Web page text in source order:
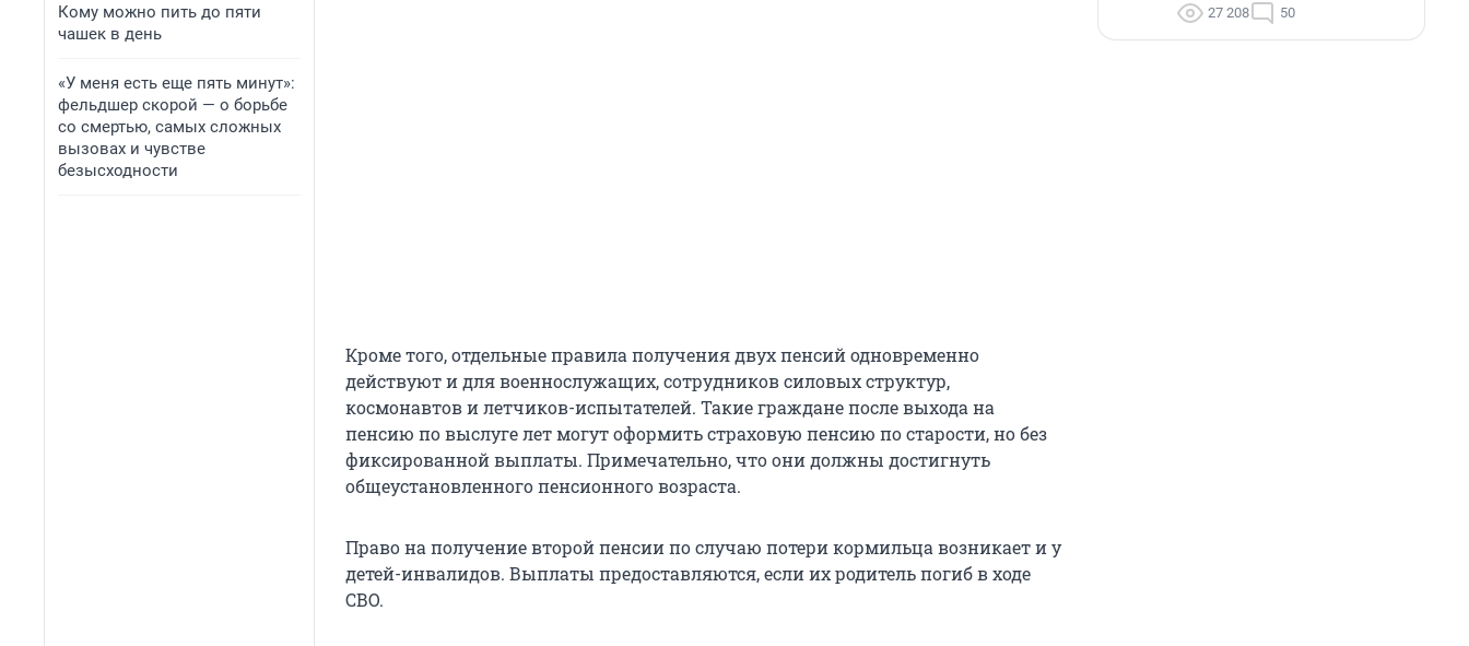
Кому можно пить до пяти
чашек в день
«У меня есть еще пять минут»:
фельдшер скорой — о борьбе
со смертью, самых сложных
вызовах и чувстве
безысходности
Кроме того, отдельные правила получения двух пенсий одновременно
действуют и для военнослужащих, сотрудников силовых структур,
космонавтов и летчиков-испытателей. Такие граждане после выхода на
пенсию по выслуге лет могут оформить страховую пенсию по старости, но без
фиксированной выплаты. Примечательно, что они должны достигнуть
общеустановленного пенсионного возраста.
Право на получение второй пенсии по случаю потери кормильца возникает и у
детей-инвалидов. Выплаты предоставляются, если их родитель погиб в ходе
СВО.
27 208 50